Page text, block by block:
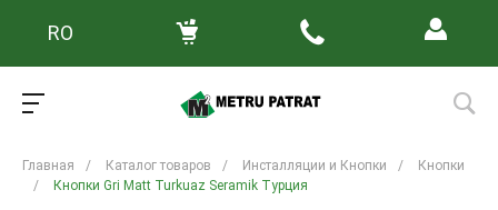
RO
Главная / Каталог товаров / Инсталляции и Кнопки /
Кнопки
/
Кнопки Gri Matt Turkuaz Seramik Турция